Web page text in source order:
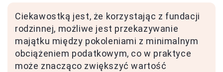
Ciekawostką jest, że korzystając z fundacji
rodzinnej, możliwe jest przekazywanie
majątku między pokoleniami z minimalnym
obciążeniem podatkowym, co w praktyce
może znacząco zwiększyć wartość